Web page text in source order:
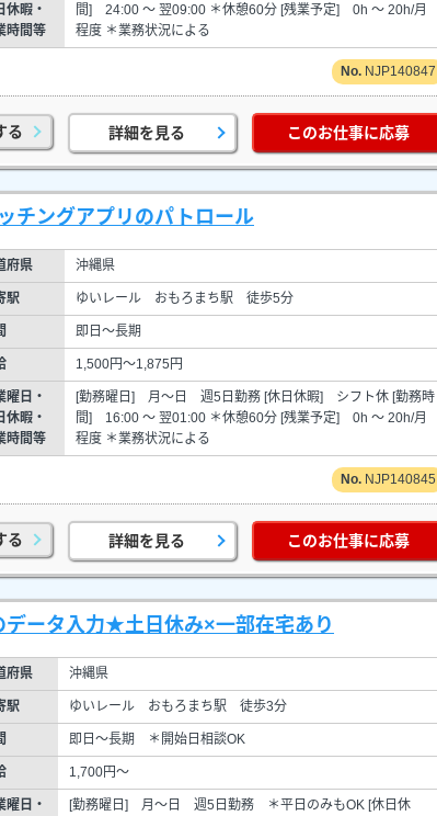
休暇・
時間等
間] 24:00 ～ 翌09:00 ＊休憩60分 [残業予定] 0h ～ 20h/月
程度 ＊業務状況による
NJP140847
る 詳細を見る このお仕事に応募
チングアプリのパトロール
府県 沖縄県
駅 ゆいレール おもろまち駅 徒歩5分
即日～長期
1,500円～1,875円
曜日・
休暇・
時間等
[勤務曜日] 月～日 週5日勤務 [休日休暇] シフト休 [勤務時
間] 16:00 ～ 翌01:00 ＊休憩60分 [残業予定] 0h ～ 20h/月
程度 ＊業務状況による
NJP140845
る 詳細を見る このお仕事に応募
データ入力★土日休み×一部在宅あり
府県 沖縄県
駅 ゆいレール おもろまち駅 徒歩3分
即日～長期 ＊開始日相談OK
1,700円～
曜日・
[勤務曜日] 月～日 週5日勤務 ＊平日のみもOK [休日休